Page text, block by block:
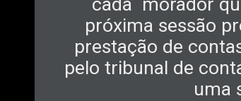
próxima sessão
prestação de
pelo tribunal de
uma